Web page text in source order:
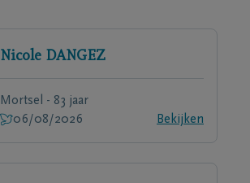
Nicole DANGEZ
Mortsel - 83 jaar
06/08/2026
Bekijken